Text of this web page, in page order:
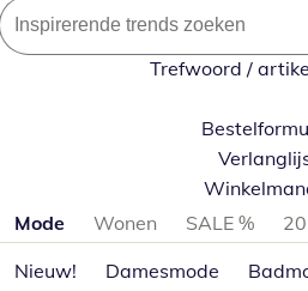
Trefwoord /
Productcategorieën overslaan
Mode Wonen SALE %
Nieuw!
Damesmode